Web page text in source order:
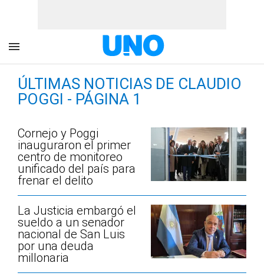
ÚLTIMAS NOTICIAS DE CLAUDIO
POGGI - PÁGINA 1
Cornejo y Poggi
inauguraron el primer
centro de monitoreo
unificado del país para
frenar el delito
La Justicia embargó el
sueldo a un senador
nacional de San Luis
por una deuda
millonaria